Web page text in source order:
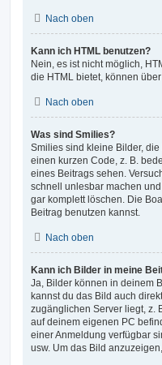
Nach oben
Kann ich HTML benutzen?
Nein, es ist nicht möglich,
die HTML bietet, können
Nach oben
Was sind Smilies?
Smilies sind kleine Bilder,
einen kurzen Code, z. B.
eines Beitrags sehen.
schnell unlesbar machen
gar komplett löschen. Die
Beitrag benutzen kannst.
Nach oben
Kann ich Bilder in meine
Ja, Bilder können in deinem
kannst du das Bild auch
zugänglichen Server liegt, z.
auf deinem eigenen PC
einer Anmeldung verfügbar
usw. Um das Bild